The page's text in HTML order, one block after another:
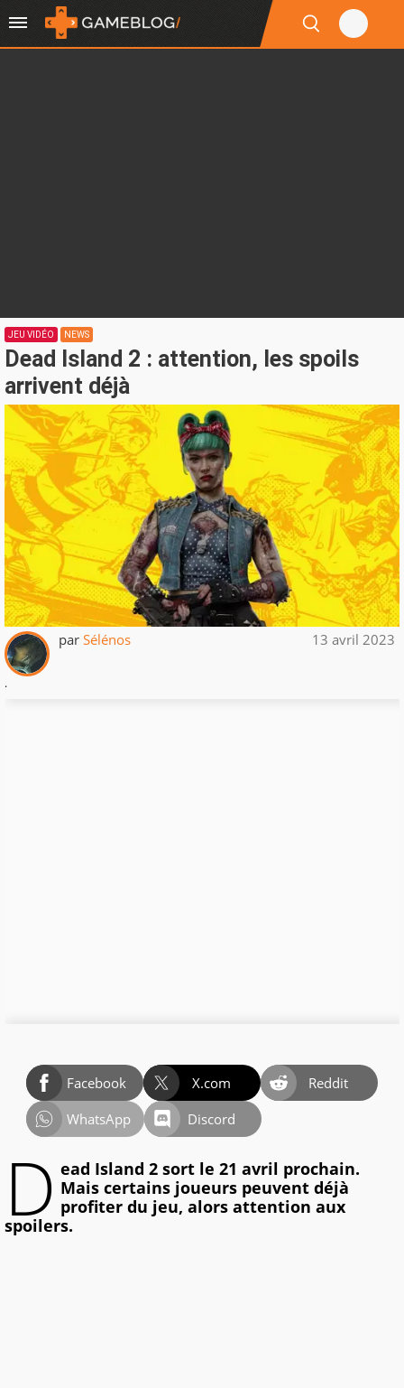
JEU VIDÉO NEWS
Dead Island 2 : attention, les spoils
arrivent déjà
par Sélénos 13 avril 2023
.
Facebook X.com
Reddit
WhatsApp
Discord
D ead Island 2 sort le 21 avril prochain.
Mais certains joueurs peuvent déjà
profiter du jeu, alors attention aux
spoilers.